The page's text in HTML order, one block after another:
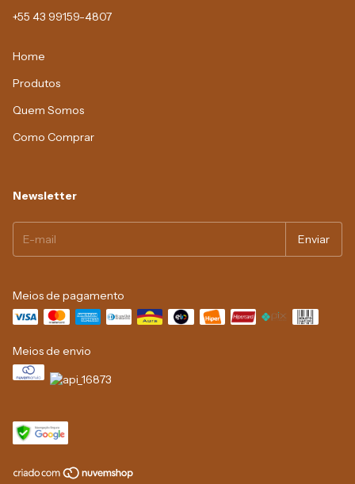
+55 43 99159-4807
Home
Produtos
Quem Somos
Como Comprar
Newsletter
Meios de pagamento
Meios de envio